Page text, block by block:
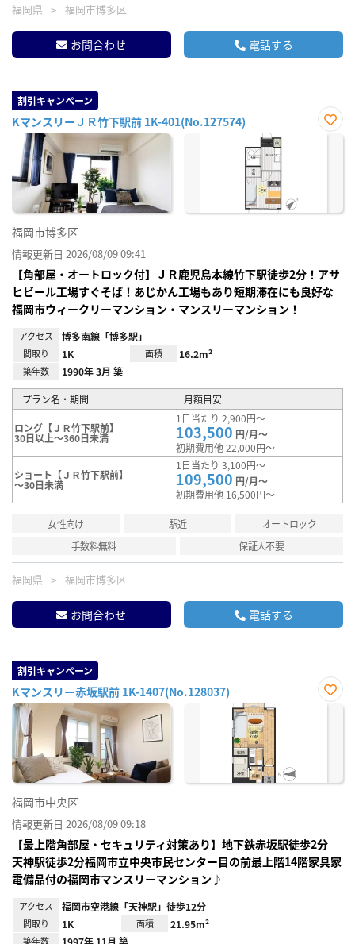
福岡県 福岡市博多区
お問合わせ 電話する
割引キャンペーン
KマンスリーＪＲ竹下駅前 1K-401(No.127574)
お気
福岡市博多区
情報更新日 2026/08/09 09:41
【角部屋・オートロック付】ＪＲ鹿児島本線竹下駅徒歩2分！アサ
ヒビール工場すぐそば！あじかん工場もあり短期滞在にも良好な
福岡市ウィークリーマンション・マンスリーマンション！
アクセス 博多南線「博多駅」
間取り 1K 面積 16.2m²
築年数 1990年 3月 築
プラン名・期間 月額目安
ロング【ＪＲ竹下駅前】
30日以上～360日未満
1日当たり 2,900円～
103,500 円/月～
初期費用他 22,000円～
ショート【ＪＲ竹下駅前】
～30日未満
1日当たり 3,100円～
109,500 円/月～
初期費用他 16,500円～
女性向け 駅近
オートロック
手数料無料
保証人不要
福岡県 福岡市博多区
お問合わせ 電話する
割引キャンペーン
Kマンスリー赤坂駅前 1K-1407(No.128037)
お気
福岡市中央区
情報更新日 2026/08/09 09:18
【最上階角部屋・セキュリティ対策あり】地下鉄赤坂駅徒歩2分
天神駅徒歩2分福岡市立中央市民センター目の前最上階14階家具家
電備品付の福岡市マンスリーマンション♪
アクセス 福岡市空港線「天神駅」徒歩12分
間取り 1K 面積 21.95m²
築年数 1997年 11月 築